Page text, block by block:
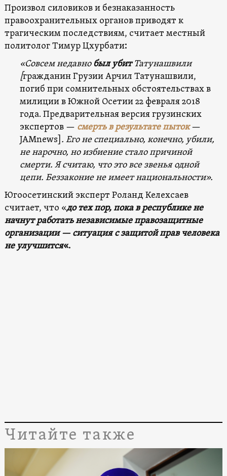
Произвол силовиков и безнаказанность
правоохранительных органов приводят к
трагическим последствиям, считает местный
политолог Тимур Цхурбати:
«Совсем недавнобыл убитТатунашвили
[гражданин Грузии Арчил Татунашвили,
погиб при сомнительных обстоятельствах в
милиции в Южной Осетии 22 февраля 2018
года. Предварительная версия грузинских
экспертов — смерть в результате пыток—
JAMnews] . Его не специально, конечно, убили,
не нарочно, но избиение стало причиной
смерти. Я считаю, что это все звенья одной
цепи. Беззаконие не имеет национальности».
Югоосетинский эксперт Роланд Келехсаев
считает, что «до тех пор, пока в республике не
начнут работать независимые правозащитные
организации — ситуация с защитой прав человека
не улучшится«.
Читайте также